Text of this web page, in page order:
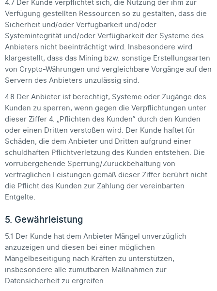
4.7 Der Kunde verpflichtet sich, die Nutzung der ihm zur
Verfügung gestellten Ressourcen so zu gestalten, dass die
Sicherheit und/oder Verfügbarkeit und/oder
Systemintegrität und/oder Verfügbarkeit der Systeme des
Anbieters nicht beeinträchtigt wird. Insbesondere wird
klargestellt, dass das Mining bzw. sonstige Erstellungsarten
von Crypto-Währungen und vergleichbare Vorgänge auf den
Servern des Anbieters unzulässig sind.
4.8 Der Anbieter ist berechtigt, Systeme oder Zugänge des
Kunden zu sperren, wenn gegen die Verpflichtungen unter
dieser Ziffer 4. „Pflichten des Kunden“ durch den Kunden
oder einen Dritten verstoßen wird. Der Kunde haftet für
Schäden, die dem Anbieter und Dritten aufgrund einer
schuldhaften Pflichtverletzung des Kunden entstehen. Die
vorrübergehende Sperrung/Zurückbehaltung von
vertraglichen Leistungen gemäß dieser Ziffer berührt nicht
die Pflicht des Kunden zur Zahlung der vereinbarten
Entgelte.
5. Gewährleistung
5.1 Der Kunde hat dem Anbieter Mängel unverzüglich
anzuzeigen und diesen bei einer möglichen
Mängelbeseitigung nach Kräften zu unterstützen,
insbesondere alle zumutbaren Maßnahmen zur
Datensicherheit zu ergreifen.